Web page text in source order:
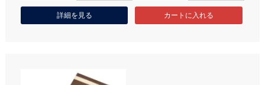
詳細を見る